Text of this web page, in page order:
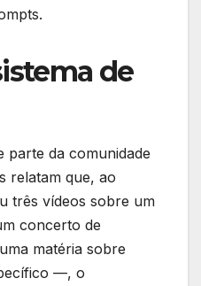
de
parte da comunidade
relatam que, ao
três vídeos sobre um
concerto de
matéria sobre
—, o